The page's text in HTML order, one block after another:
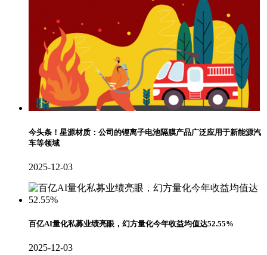
今头条！星源材质：公司的锂离子电池隔膜产品广泛应用于新能源汽
车等领域
2025-12-03
百亿AI量化私募业绩亮眼，幻方量化今年收益均值达52.55%
2025-12-03